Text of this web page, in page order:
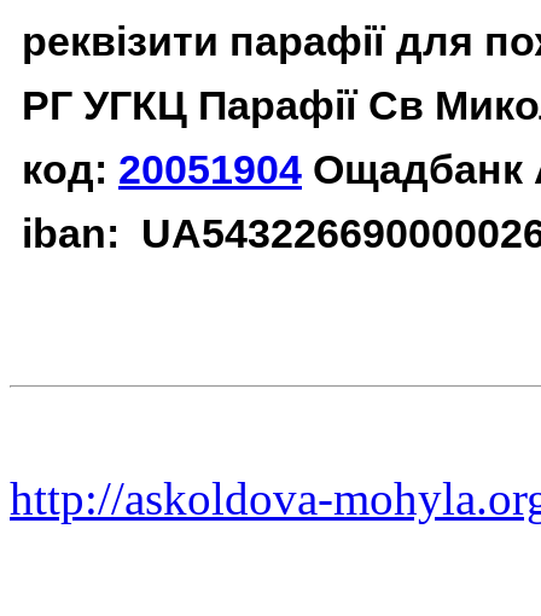
реквізити парафії для
РГ УГКЦ Парафії Св
код: 20051904 Ощадбанк
iban:
http://askoldova-